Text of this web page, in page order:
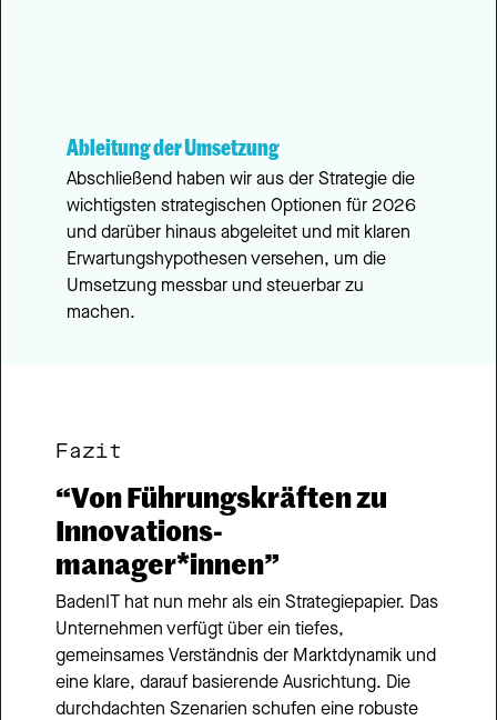
Ableitung der Umsetzung
Abschließend haben wir aus der Strategie die
wichtigsten strategischen Optionen für 2026
und darüber hinaus abgeleitet und mit klaren
Erwartungshypothesen versehen, um die
Umsetzung messbar und steuerbar zu
machen.
Fazit
“Von Führungskräften zu
Innovations-
manager*innen”
BadenIT hat nun mehr als ein Strategiepapier. Das
Unternehmen verfügt über ein tiefes,
gemeinsames Verständnis der Marktdynamik und
eine klare, darauf basierende Ausrichtung. Die
durchdachten Szenarien schufen eine robuste